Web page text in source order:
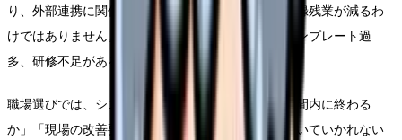
り、外部連携に関係します。ただし、導入だけで記録残業が減るわ
けではありません。紙との二重管理、端末不足、テンプレート過
多、研修不足があると、現場負担は増えます。
職場選びでは、システム名ではなく「記録が勤務時間内に終わる
か」「現場の改善要望が通るか」「中途入職者が置いていかれない